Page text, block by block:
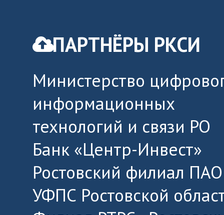
ПАРТНЁРЫ РКСИ
Министерство
информационных
технологий и связи РО
Банк «Центр-Инвест»
Ростовский филиал
УФПС Ростовской